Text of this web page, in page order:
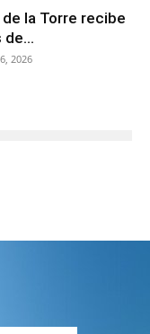
la Torre recibe
de...
2026